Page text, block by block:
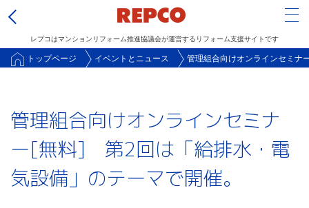
レプコはマンションリフォーム推進協議会が運営するリフォーム支援サイトです
トップページ イベントとニュース 管理組合向けオンラインセミ
管理組合向けオンラインセミナ
ー[無料] 第2回は「給排水・電
気設備」のテーマで開催。